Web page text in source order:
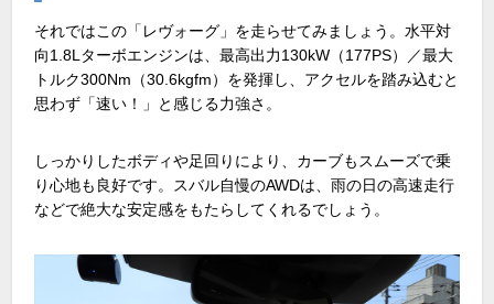
それではこの「レヴォーグ」を走らせてみましょう。水平対
向1.8Lターボエンジンは、最高出力130kW（177PS）／最大
トルク300Nm（30.6kgfm）を発揮し、アクセルを踏み込むと
思わず「速い！」と感じる力強さ。
しっかりしたボディや足回りにより、カーブもスムーズで乗
り心地も良好です。スバル自慢のAWDは、雨の日の高速走行
などで絶大な安定感をもたらしてくれるでしょう。